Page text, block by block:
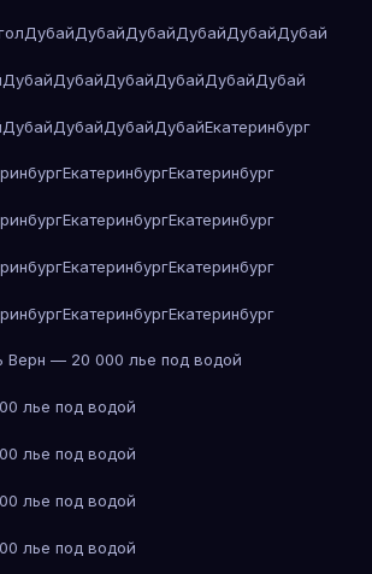
ДубайДубайДубайДубайДубайДубай
ДубайДубайДубайДубайДубайДубай
ДубайДубайДубайДубайЕкатеринбург
ЕкатеринбургЕкатеринбург
ЕкатеринбургЕкатеринбург
ЕкатеринбургЕкатеринбург
ЕкатеринбургЕкатеринбург
— 20 000 лье под водой
лье под водой
лье под водой
лье под водой
лье под водой